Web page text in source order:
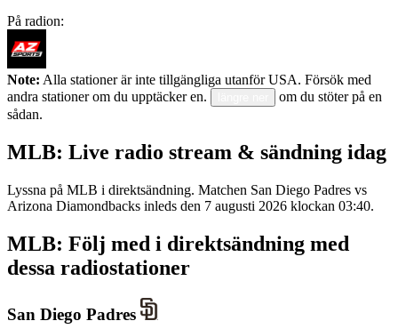
På radion:
Note: Alla stationer är inte tillgängliga utanför USA. Försök med
andra stationer om du upptäcker en.
om du stöter på en
sådan.
MLB: Live radio stream & sändning idag
Lyssna på MLB i direktsändning. Matchen San Diego Padres vs
Arizona Diamondbacks inleds den 7 augusti 2026 klockan 03:40.
MLB: Följ med i direktsändning med
dessa radiostationer
San Diego Padres